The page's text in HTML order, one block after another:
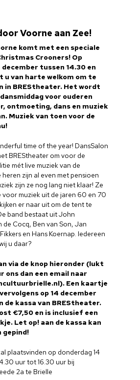
Voorne aan Zee!
komt met een speciale
Crooners! Op
december tussen 14.30 en
u van harte welkom om te
in BREStheater. Het wordt
voor ouderen
ontmoeting, dans en muziek
Muziek van toen voor de
time of the year! DansSalon
BREStheater om voor de
mét live muziek van de
heren zijn al even met pensioen
zijn ze nog lang niet klaar! Ze
voor muziek uit de jaren 60 en 70
er naar uit om de tent te
band bestaat uit John
de Cocq, Ben van Son, Jan
en Hans Koernap. Iedereen
u daar?
via de knop hieronder (lukt
ons dan een email naar
Een kaartje
op 14 december
de kassa van BREStheater.
€7,50 en is inclusief een
Let op! aan de kassa kan
gepind!
plaatsvinden op donderdag 14
uur tot 16.30 uur bij
2a te Brielle